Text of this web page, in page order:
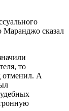
Маранджо сказал
то
отменил. А